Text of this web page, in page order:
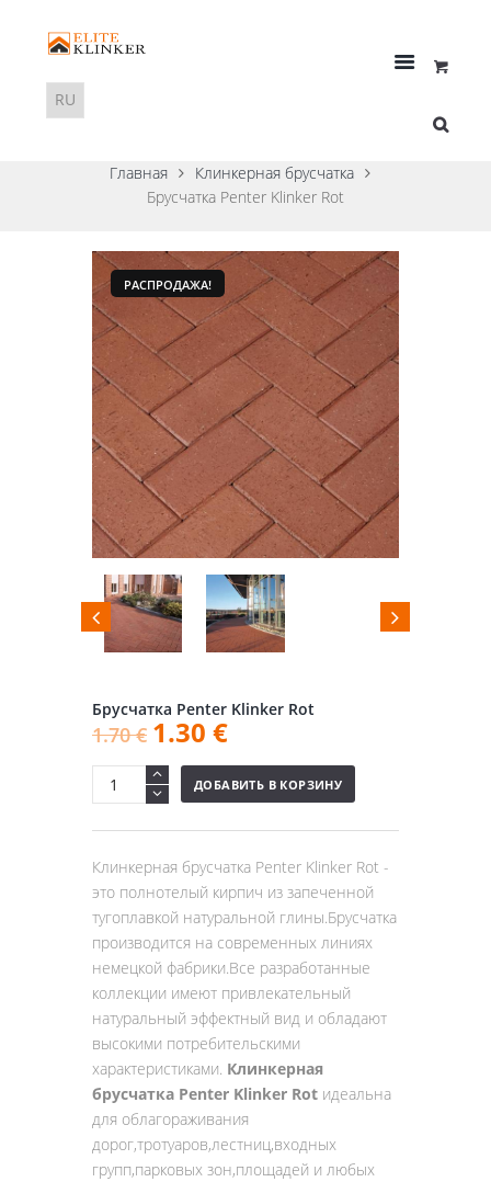
Главная
Клинкерная брусчатка
Брусчатка Penter Klinker Rot
РАСПРОДАЖА!
Брусчатка Penter Klinker Rot
1.70€ 1.30 €
ДОБАВИТЬ В КОРЗИНУ
Клинкерная брусчатка Penter Klinker Rot -
это полнотелый кирпич из запеченной
тугоплавкой натуральной глины.Брусчатка
производится на современных линиях
немецкой фабрики.Все разработанные
коллекции имеют привлекательный
натуральный эффектный вид и обладают
высокими потребительскими
характеристиками. Клинкерная
брусчатка Penter Klinker Rot идеальна
для облагораживания
дорог,тротуаров,лестниц,входных
групп,парковых зон,площадей и любых